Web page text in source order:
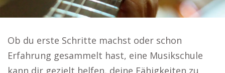
Ob du erste Schritte machst oder schon
Erfahrung gesammelt hast, eine Musikschule
kann dir gezielt helfen, deine Fähigkeiten zu